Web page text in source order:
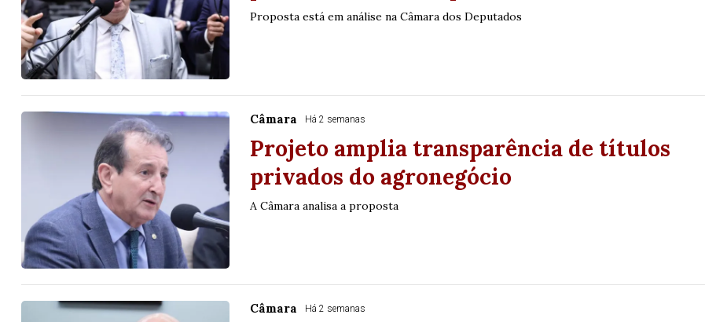
Proposta está em análise na Câmara dos Deputados
Câmara Há 2 semanas
Projeto amplia transparência de títulos
privados do agronegócio
A Câmara analisa a proposta
Câmara Há 2 semanas